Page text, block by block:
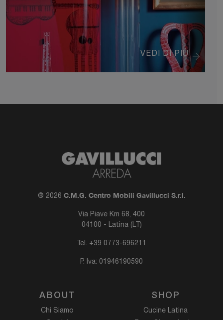
VEDI DI PIÙ
® 2026 C.M.G. Centro Mobili Gavillucci S.r.l.
Via Piave Km 68, 400
04100 - Latina (LT)
Tel. +39 0773-696211
P. Iva: 01946190590
ABOUT
Chi Siamo
SHOP
Cucine Latina